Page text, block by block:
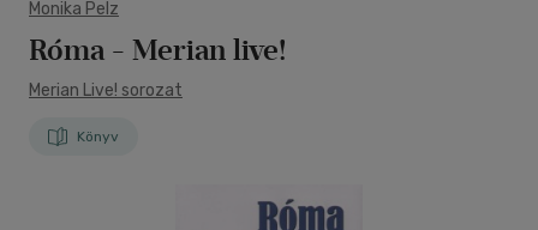
Monika Pelz
Róma - Merian live!
Merian Live! sorozat
Könyv